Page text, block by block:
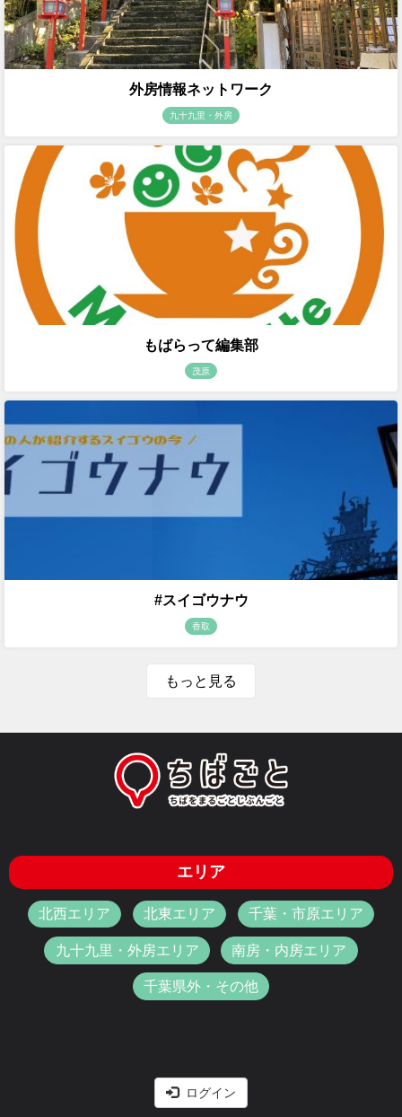
外房情報ネットワーク
九十九里・外房
もばらって編集部
茂原
#スイゴウナウ
香取
もっと見る
エリア
北西エリア 北東エリア 千葉・市原エリア
九十九里・外房エリア 南房・内房エリア
千葉県外・その他
ログイン